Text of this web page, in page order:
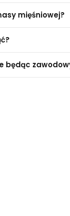
mięśniowej?
będąc